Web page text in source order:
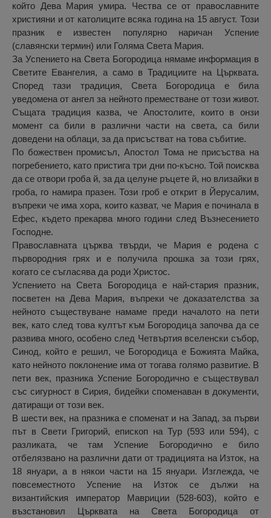
който Дева Мария умира. Чества се от православните
християни и от католиците всяка година на 15 август. Този
празник е известен популярно наричан Успение
(славянски термин) или Голяма Света Мария.
За Успението на Света Богородица нямаме информация в
Светите Евангелия, а само в Традициите на Църквата.
Според тази традиция, Света Богородица е била
уведомена от ангел за нейното преместване от този живот.
Същата традиция казва, че Апостолите, които в онзи
момент са били в различни части на света, са били
доведени на облаци, за да присъстват на това събитие.
По божествен промисъл, Апостол Тома не присъства на
погребението, като пристига три дни по-късно. Той поисква
да се отвори гроба й, за да целуне ръцете й, но влизайки в
гроба, го намира празен. Този гроб е открит в Йерусалим,
въпреки че има хора, които казват, че Мария е починала в
Ефес, където прекарва много години след Възнесението
Господне.
Православната църква твърди, че Мария е родена с
първородния грях и е получила прошка за този грях,
когато се съгласява да роди Христос.
Успението на Света Богородица е най-стария празник,
посветен на Дева Мария, въпреки че доказателства за
нейното съществуване намаме преди началото на пети
век, като след това култът към Богородица започва да се
развива много, особено след Четвъртия вселенски събор,
Синод, който е решил, че Богородица е Божията Майка,
като нейното поклонение има от тогава голямо развитие. В
пети век, празника Успение Богородично е съществувал
със сигурност в Сирия, бидейки споменаван в документи,
датиращи от този век.
В шести век, на празника е споменат и на Запад, за първи
път в Свети Григорий, епископ на Тур (593 или 594), с
разликата, че там Успение Богородично е било
отбелязвано на различни дати от традицията на Изток, на
18 януари, а в някои части на 15 януари. Изглежда, че
повсеместното Успение на Изток се дължи на
византийския император Мавриции (528-603), който е
възстановил Църквата на Света Богородица от